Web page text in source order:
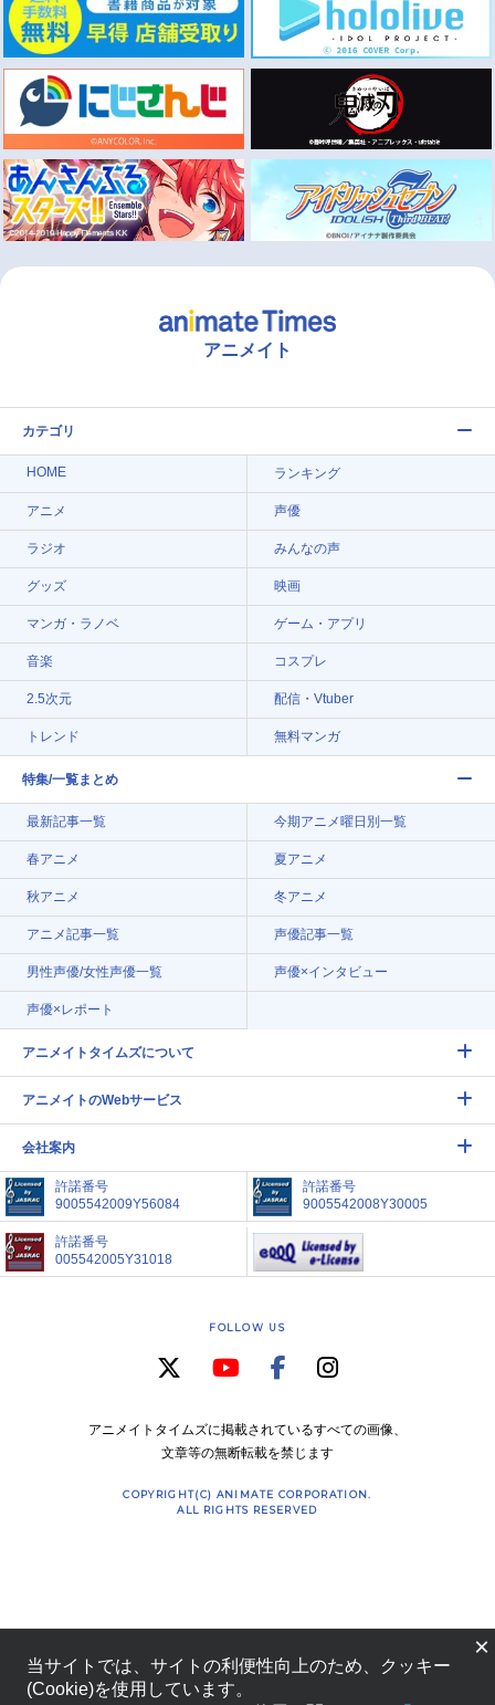
アニメイト
カテゴリ
HOME ランキング
アニメ 声優
ラジオ みんなの声
グッズ 映画
マンガ・ラノベ ゲーム・アプリ
音楽 コスプレ
2.5次元 配信・Vtuber
トレンド 無料マンガ
特集/一覧まとめ
最新記事一覧 今期アニメ曜日別一覧
春アニメ 夏アニメ
秋アニメ 冬アニメ
アニメ記事一覧 声優記事一覧
男性声優/女性声優一覧 声優×インタビュー
声優×レポート
アニメイトタイムズについて
アニメイトのWebサービス
会社案内
許諾番号
9005542009Y56084
許諾番号
9005542008Y30005
許諾番号
005542005Y31018
FOLLOW US
アニメイトタイムズに掲載されているすべての画像、
文章等の無断転載を禁じます
COPYRIGHT(C) ANIMATE CORPORATION.
ALL RIGHTS RESERVED
×
当サイトでは、サイトの利便性向上のため、クッキー
(Cookie)を使用しています。